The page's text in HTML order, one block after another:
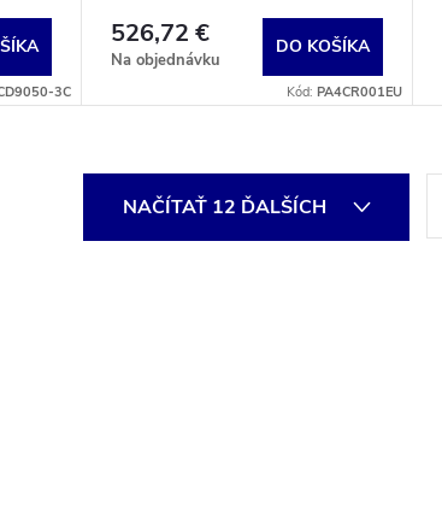
3C
526,72 €
Na objednávku
DO KOŠÍKA
Kód: PA4CR001EU
NAČÍTAŤ 12 ĎALŠÍCH